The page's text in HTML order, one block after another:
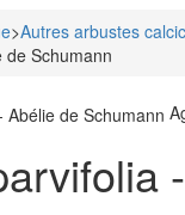
>Autres arbustes
de Schumann